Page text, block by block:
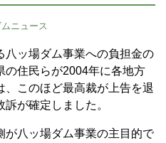
ニュース
ッ場ダム事業への負担金の
の住民らが2004年に各地方
このほど最高裁が上告を退
が確定しました。
八ッ場ダム事業の主目的で